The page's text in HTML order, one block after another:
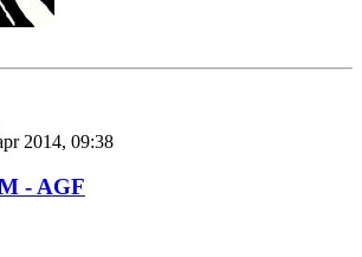
2014, 09:38
- AGF